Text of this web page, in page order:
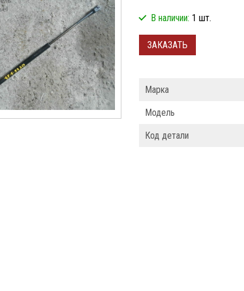
В наличии: 1 шт.
ЗАКАЗАТЬ
Марка
Модель
Код детали